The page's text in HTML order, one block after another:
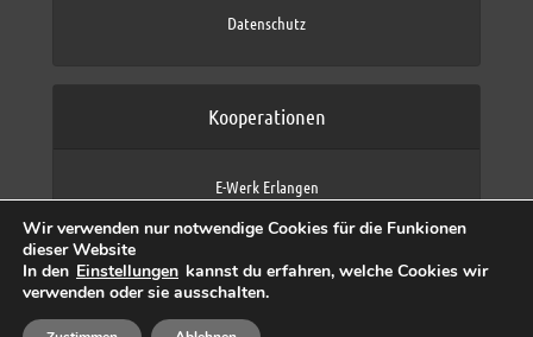
Datenschutz
Kooperationen
E-Werk Erlangen
Fraunhofer IIS
max neo (AFK max)
Wir verwenden nur notwendige Cookies für die Funkionen
dieser Website
In den Einstellungen kannst du erfahren, welche Cookies wir
verwenden oder sie ausschalten.